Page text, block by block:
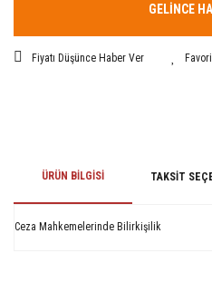
GELİNCE
Fiyatı Düşünce Haber Ver
ÜRÜN BILGISI TAKSIT
Ceza Mahkemelerinde Bilirkişilik